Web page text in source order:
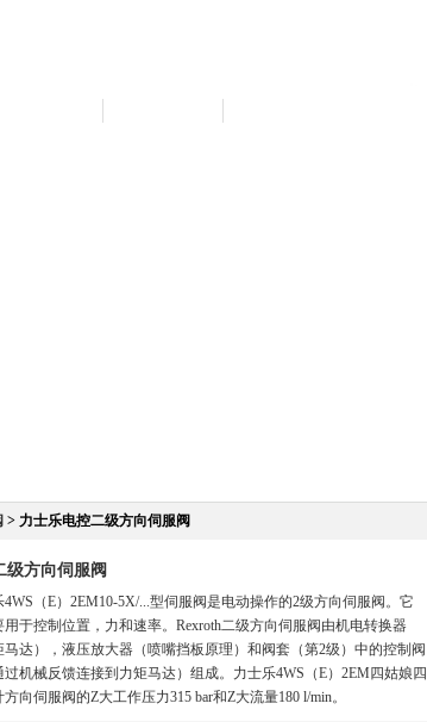
> 力士乐电控二级方向伺服阀
级方向伺服阀
4WS（E）2EM10-5X/...型伺服阀是电动操作的2级方向伺服阀。它
用于控制位置，力和速率。Rexroth二级方向伺服阀由机电转换器
马达），液压放大器（喷嘴挡板原理）和阀套（第2级）中的控制阀
过机械反馈连接到力矩马达）组成。力士乐4WS（E）2EM四姑娘四
向伺服阀的Z大工作压力315 bar和Z大流量180 l/min。